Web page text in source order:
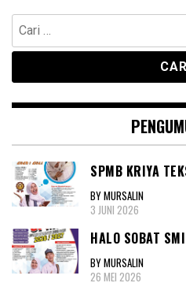
Cari
untuk:
SPMB KRIYA
BY MURSALIN
3 JUNI 2026
HALO SOBAT
BY MURSALIN
26 MEI 2026